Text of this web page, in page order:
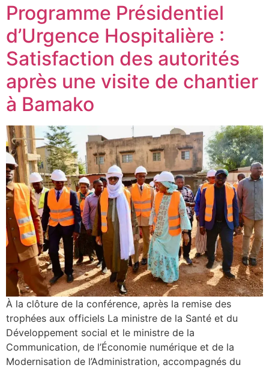
Programme Présidentiel
d’Urgence Hospitalière :
Satisfaction des autorités
après une visite de chantier
à Bamako
À la clôture de la conférence, après la remise des
trophées aux officiels La ministre de la Santé et du
Développement social et le ministre de la
Communication, de l’Économie numérique et de la
Modernisation de l’Administration, accompagnés du